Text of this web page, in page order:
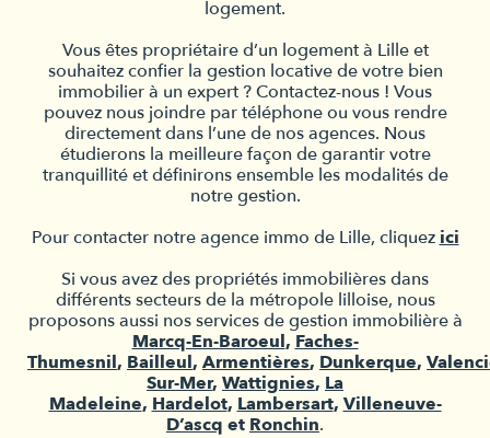
logement.
Vous êtes propriétaire d’un logement à Lille et
souhaitez confier la gestion locative de votre bien
immobilier à un expert ? Contactez-nous ! Vous
pouvez nous joindre par téléphone ou vous rendre
directement dans l’une de nos agences. Nous
étudierons la meilleure façon de garantir votre
tranquillité et définirons ensemble les modalités de
notre gestion.
Pour contacter notre agence immo de Lille, cliquez ici
Si vous avez des propriétés immobilières dans
différents secteurs de la métropole lilloise, nous
proposons aussi nos services de gestion immobilière à
Marcq-En-Baroeul, Faches-
Thumesnil, Bailleul, Armentières, Dunkerque,
Sur-Mer, Wattignies, La
Madeleine, Hardelot, Lambersart, Villeneuve-
D’ascq et Ronchin.